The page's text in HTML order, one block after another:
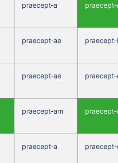
praecept‑a
praecept‑ae praecept‑i
praecept‑ae
praecept‑am
praecept‑a